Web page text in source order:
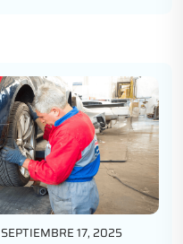
SEPTIEMBRE 17, 2025